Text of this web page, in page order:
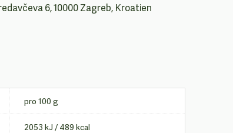
6, 10000 Zagreb, Kroatien
pro 100 g
2053 kJ / 489 kcal